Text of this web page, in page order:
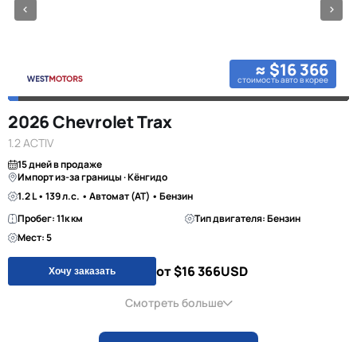
≈ $16 366
стоимость авто в корее
2026 Chevrolet Trax
1.2 ACTIV
15 дней в продаже
Импорт из-за границы · Кёнгидо
1.2 L • 139 л.с. • Автомат (AT) • Бензин
Пробег: 11к км
Тип двигателя: Бензин
Мест: 5
Хочу заказать от $16 366USD
Смотреть больше